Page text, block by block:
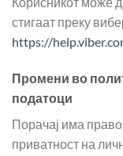
стигаат преку
https://
Промени во
податоци
Порачај има
приватност на